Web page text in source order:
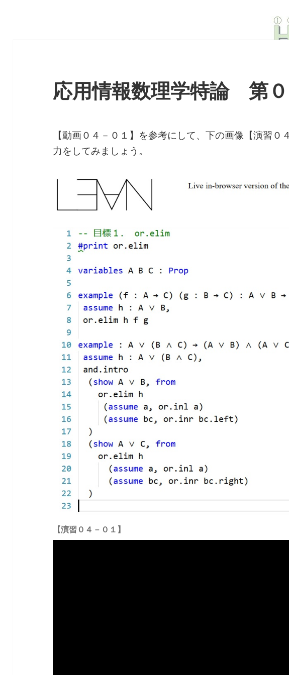
応用情報数理学特論 第０
【動画０４－０１】を参考にして、下の画像【演習０
力をしてみましょう。
【演習０４－０１】